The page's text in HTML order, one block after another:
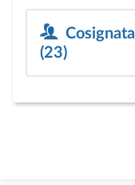
(23)